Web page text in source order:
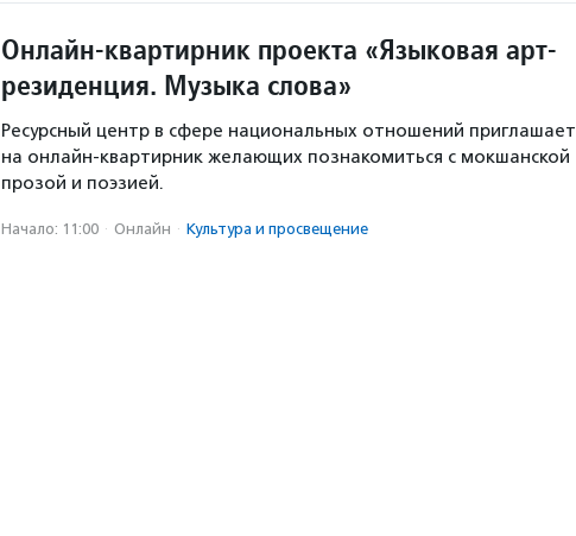
Онлайн-квартирник проекта «Языковая арт-
резиденция. Музыка слова»
Ресурсный центр в сфере национальных отношений приглашает
на онлайн-квартирник желающих познакомиться с мокшанской
прозой и поэзией.
Начало: 11:00 · Онлайн · Культура и просвещение